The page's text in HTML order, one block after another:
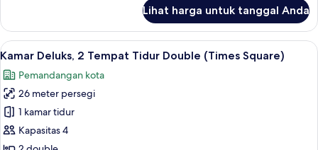
Square)
Kamar
Deluks,
1
Tidur
King
(Times
Square)
Lihat harga untuk tanggal Anda
Lihat
semua
foto
untuk
Kamar
Deluks,
2
Seprai antialergi, brankas, meja
9
Kamar Deluks, 2 Tempat Tidur Double (Times Square)
Pemandangan kota
26 meter persegi
1 kamar tidur
Kapasitas 4